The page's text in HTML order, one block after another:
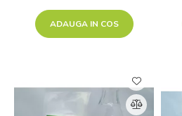
ADAUGA IN COS